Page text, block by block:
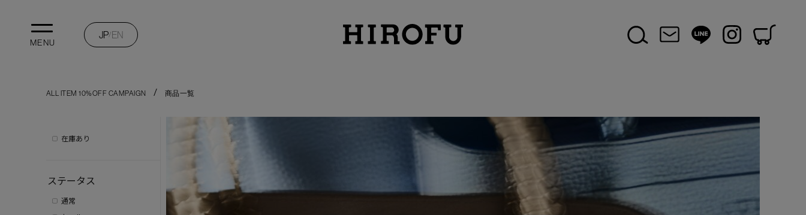
MENU
JP/EN
ALL ITEM 10%OFF CAMPAIGN 商品一覧
在庫あり
ステータス
通常